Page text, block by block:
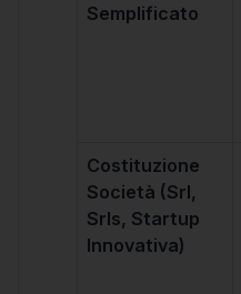
Semplificato
Costituzione
Società (Srl,
Srls, Startup
Innovativa)